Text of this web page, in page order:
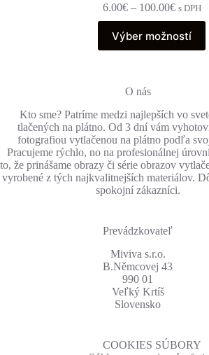
6.00€ – 100.00€Price
range:
6.00€
s DPH
Výber možností
produkt
má
Možnosti
môžete
vybrať
na
stránke
produktu.
O nás
Kto sme? Patríme medzi najlepších vo
tlačených na plátno. Od 3 dní vám
fotografiou vytlačenou na plátno podľa
Pracujeme rýchlo, no na profesionálnej
to, že prinášame obrazy či série obrazov
vyrobené z tých najkvalitnejších materiálov.
spokojní zákazníci.
Prevádzkovateľ
Miviva s.r.o.
B.Němcovej 43
990 01
Veľký Krtíš
Slovensko
COOKIES SÚBORY